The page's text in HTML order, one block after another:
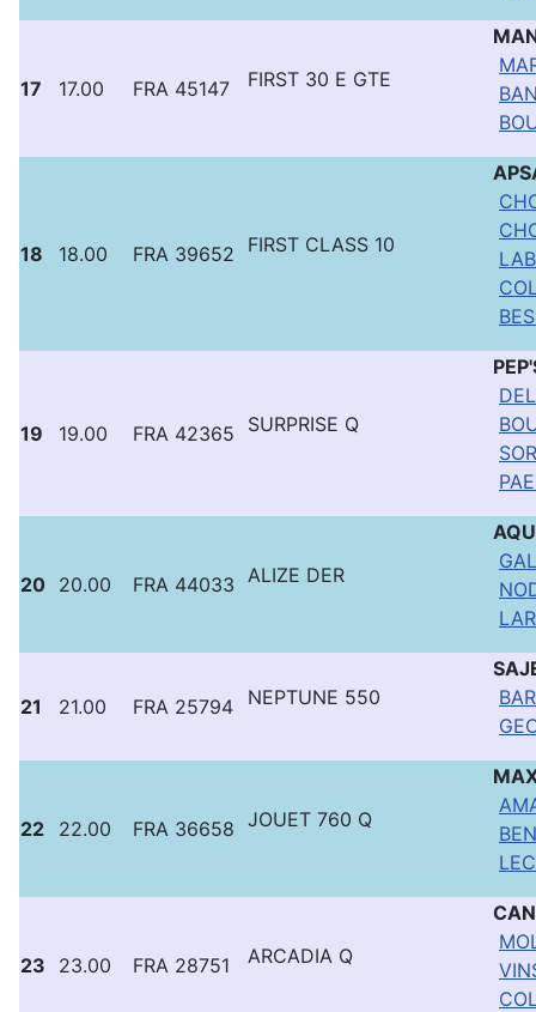
17 17.00 FRA 45147 FIRST 30 E GTE
18 18.00 FRA 39652 FIRST CLASS 10
19 19.00 FRA 42365 SURPRISE Q
20 20.00 FRA 44033 ALIZE DER
21 21.00 FRA 25794 NEPTUNE 550
22 22.00 FRA 36658 JOUET 760 Q
23 23.00 FRA 28751 ARCADIA Q